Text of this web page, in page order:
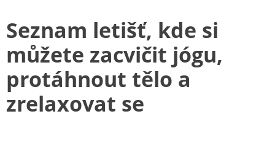
Seznam letišť, kde si
můžete zacvičit jógu,
protáhnout tělo a
zrelaxovat se